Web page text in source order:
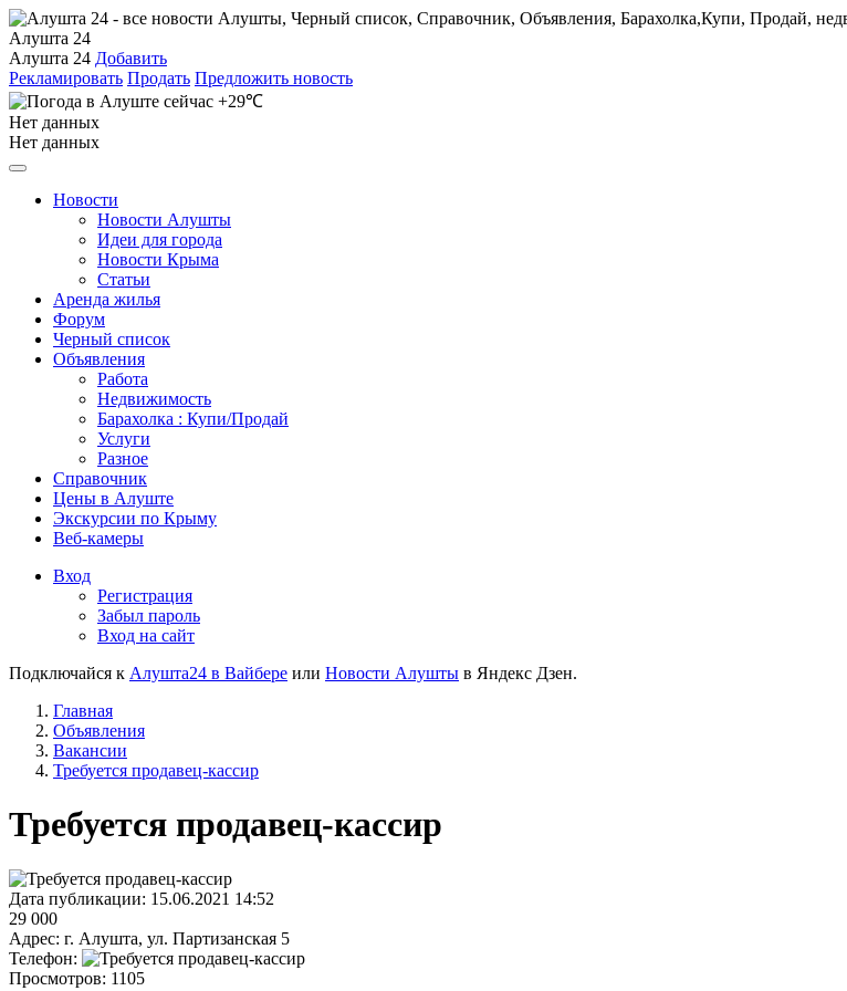
Алушта 24
Алушта 24 Добавить
Рекламировать Продать Предложить новость
+29℃
Нет данных
Нет данных
Новости
Новости Алушты
Идеи для города
Новости Крыма
Статьи
Аренда жилья
Форум
Черный список
Объявления
Работа
Недвижимость
Барахолка : Купи/Продай
Услуги
Разное
Справочник
Цены в Алуште
Экскурсии по Крыму
Веб-камеры
Вход
Регистрация
Забыл пароль
Вход на сайт
Подключайся к Алушта24 в Вайбере или Новости Алушты в Яндекс Дзен.
Главная
Объявления
Вакансии
Требуется продавец-кассир
Требуется продавец-кассир
Дата публикации: 15.06.2021 14:52
29 000
Адрес: г. Алушта, ул. Партизанская 5
Телефон:
Просмотров: 1105